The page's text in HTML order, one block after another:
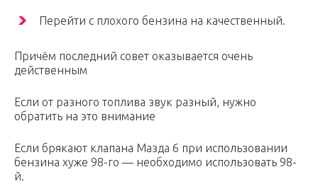
Перейти с плохого бензина на качественный.
Причём последний совет оказывается очень
действенным
Если от разного топлива звук разный, нужно
обратить на это внимание
Если брякают клапана Мазда 6 при использовании
бензина хуже 98-го — необходимо использовать 98-
й.